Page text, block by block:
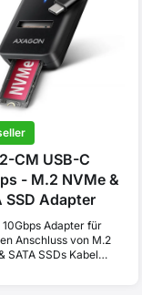
CM USB-C
- M.2 NVMe &
SSD Adapter
10Gbps Adapter für
Anschluss von M.2
SATA SSDs Kabel